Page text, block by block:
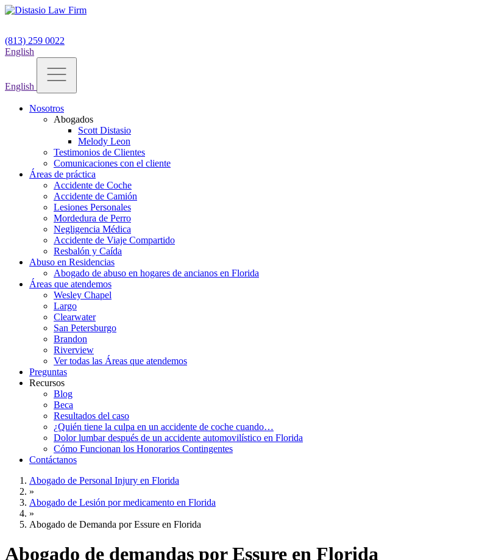
(813) 259 0022
English
English
Nosotros
Abogados
Scott Distasio
Melody Leon
Testimonios de Clientes
Comunicaciones con el cliente
Áreas de práctica
Accidente de Coche
Accidente de Camión
Lesiones Personales
Mordedura de Perro
Negligencia Médica
Accidente de Viaje Compartido
Resbalón y Caída
Abuso en Residencias
Abogado de abuso en hogares de ancianos en Florida
Áreas que atendemos
Wesley Chapel
Largo
Clearwater
San Petersburgo
Brandon
Riverview
Ver todas las Áreas que atendemos
Preguntas
Recursos
Blog
Beca
Resultados del caso
¿Quién tiene la culpa en un accidente de coche cuando…
Dolor lumbar después de un accidente automovilístico en Florida
Cómo Funcionan los Honorarios Contingentes
Contáctanos
Abogado de Personal Injury en Florida
»
Abogado de Lesión por medicamento en Florida
»
Abogado de Demanda por Essure en Florida
Abogado de demandas por Essure en Florida